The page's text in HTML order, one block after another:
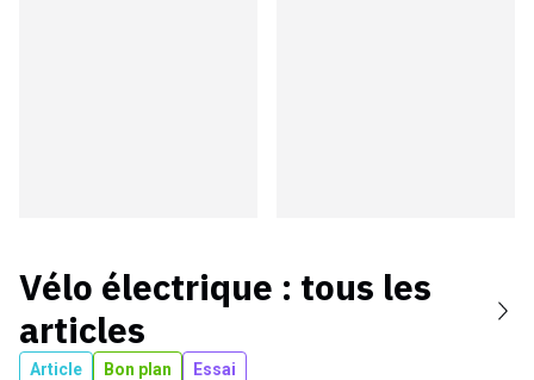
Vélo électrique : tous les
articles
Article Bon plan Essai